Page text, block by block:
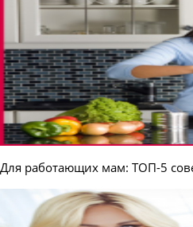
Для работающих мам: ТОП-5